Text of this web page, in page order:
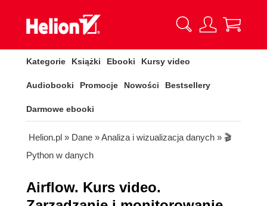
Kategorie Książki Ebooki Kursy video
Audiobooki Promocje Nowości Bestsellery
Darmowe ebooki
Helion.pl » Dane »Analiza i wizualizacja danych » 🎬
Python w danych
Airflow. Kurs video.